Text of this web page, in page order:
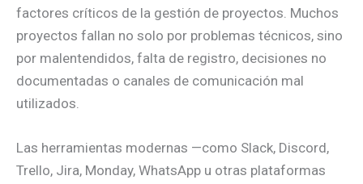
factores críticos de la gestión de proyectos. Muchos
proyectos fallan no solo por problemas técnicos, sino
por malentendidos, falta de registro, decisiones no
documentadas o canales de comunicación mal
utilizados.
Las herramientas modernas —como Slack, Discord,
Trello, Jira, Monday, WhatsApp u otras plataformas